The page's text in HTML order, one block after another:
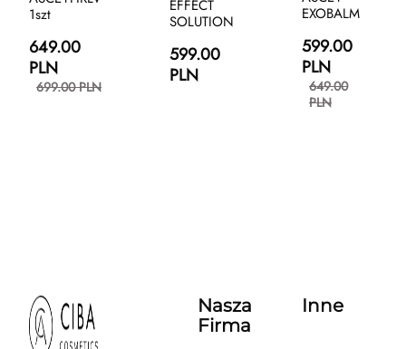
1szt
649.00
PLN
699.00 PLN
EFFECT
SOLUTION
599.00
PLN
EXOBALM
599.00
PLN
649.00
PLN
Nasza
Firma
Inne